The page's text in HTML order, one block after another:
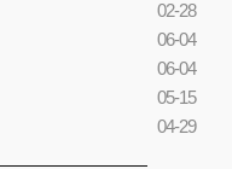
02-28
06-04
06-04
05-15
04-29